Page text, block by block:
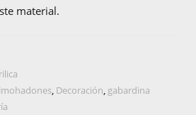
material.
, Decoración, gabardina